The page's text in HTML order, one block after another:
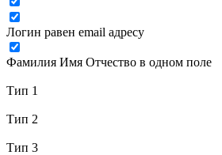
Логин равен email адресу
Фамилия Имя Отчество в одном поле
Тип 1
Тип 2
Тип 3